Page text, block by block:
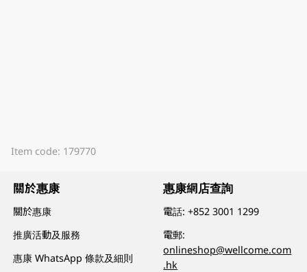
Item code: 179770
關於惠康
關於惠康
推廣活動及服務
惠康 WhatsApp 條款及細則
惠康網店查詢
電話:+852 3001 1299
電郵:
onlineshop@wellcome.com
.hk